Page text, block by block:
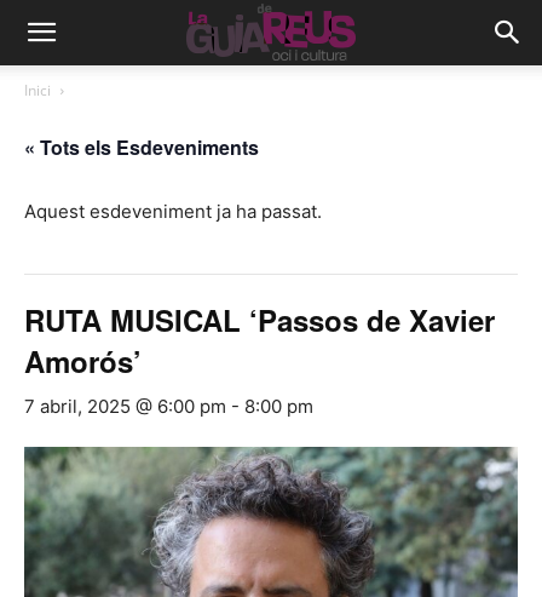
Inici
« Tots els Esdeveniments
Aquest esdeveniment ja ha passat.
RUTA MUSICAL ‘Passos de Xavier
Amorós’
7 abril, 2025 @ 6:00 pm - 8:00 pm